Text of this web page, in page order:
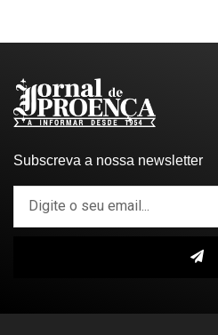
Subscreva a nossa newsletter